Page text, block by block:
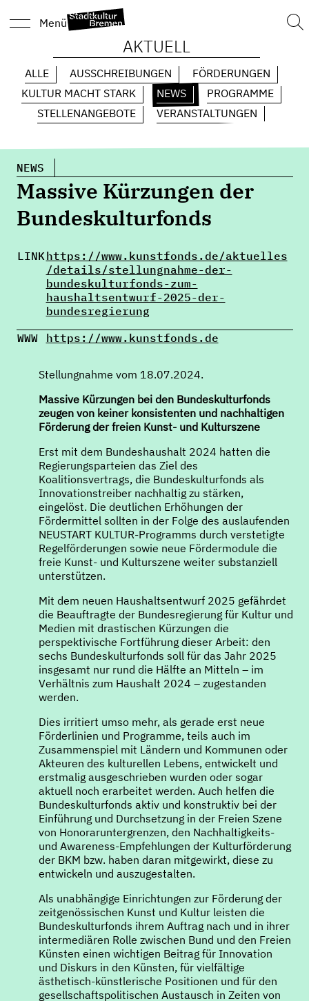
Menü
AKTUELL
ALLE AUSSCHREIBUNGEN
FÖRDERUNGEN
KULTUR MACHT STARK
NEWS
PROGRAMME
STELLENANGEBOTE
VERANSTALTUNGEN
NEWS
Massive Kürzungen der
Bundeskulturfonds
LINK https://www.kunstfonds.de/aktuelles
/details/stellungnahme-der-
bundeskulturfonds-zum-
haushaltsentwurf-2025-der-
bundesregierung
WWW
https://www.kunstfonds.de
Stellungnahme vom 18.07.2024.
Massive Kürzungen bei den Bundeskulturfonds
zeugen von keiner konsistenten und nachhaltigen
Förderung der freien Kunst- und Kulturszene
Erst mit dem Bundeshaushalt 2024 hatten die
Regierungsparteien das Ziel des
Koalitionsvertrags, die Bundeskulturfonds als
Innovationstreiber nachhaltig zu stärken,
eingelöst. Die deutlichen Erhöhungen der
Fördermittel sollten in der Folge des auslaufenden
NEUSTART KULTUR-Programms durch verstetigte
Regelförderungen sowie neue Fördermodule die
freie Kunst- und Kulturszene weiter substanziell
unterstützen.
Mit dem neuen Haushaltsentwurf 2025 gefährdet
die Beauftragte der Bundesregierung für Kultur und
Medien mit drastischen Kürzungen die
perspektivische Fortführung dieser Arbeit: den
sechs Bundeskulturfonds soll für das Jahr 2025
insgesamt nur rund die Hälfte an Mitteln – im
Verhältnis zum Haushalt 2024 – zugestanden
werden.
Dies irritiert umso mehr, als gerade erst neue
Förderlinien und Programme, teils auch im
Zusammenspiel mit Ländern und Kommunen oder
Akteuren des kulturellen Lebens, entwickelt und
erstmalig ausgeschrieben wurden oder sogar
aktuell noch erarbeitet werden. Auch helfen die
Bundeskulturfonds aktiv und konstruktiv bei der
Einführung und Durchsetzung in der Freien Szene
von Honoraruntergrenzen, den Nachhaltigkeits-
und Awareness-Empfehlungen der Kulturförderung
der BKM bzw. haben daran mitgewirkt, diese zu
entwickeln und auszugestalten.
Als unabhängige Einrichtungen zur Förderung der
zeitgenössischen Kunst und Kultur leisten die
Bundeskulturfonds ihrem Auftrag nach und in ihrer
intermediären Rolle zwischen Bund und den Freien
Künsten einen wichtigen Beitrag für Innovation
und Diskurs in den Künsten, für vielfältige
ästhetisch-künstlerische Positionen und für den
gesellschaftspolitischen Austausch in Zeiten von